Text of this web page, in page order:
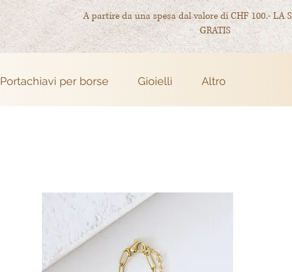
A partire da una spesa dal valore di CHF 100.- LA
GRATIS
Portachiavi per borse Gioielli Altro